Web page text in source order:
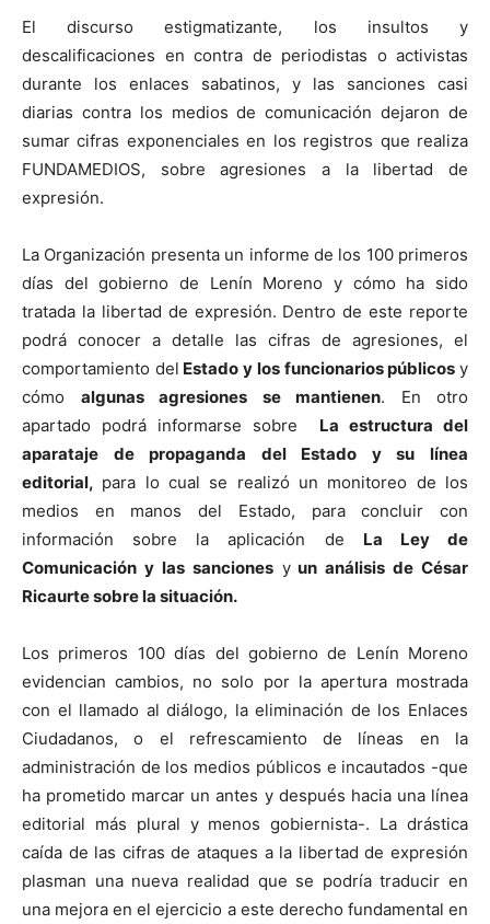
El discurso estigmatizante, los insultos y
descalificaciones en contra de periodistas o activistas
durante los enlaces sabatinos, y las sanciones casi
diarias contra los medios de comunicación dejaron de
sumar cifras exponenciales en los registros que realiza
FUNDAMEDIOS, sobre agresiones a la libertad de
expresión.
La Organización presenta un informe de los 100 primeros
días del gobierno de Lenín Moreno y cómo ha sido
tratada la libertad de expresión. Dentro de este reporte
podrá conocer a detalle las cifras de agresiones, el
comportamiento del Estado y los funcionarios públicosy
cómo algunas agresiones se mantienen. En otro
apartado podrá informarse sobre La estructura del
aparataje de propaganda del Estado y su línea
editorial, para lo cual se realizó un monitoreo de los
medios en manos del Estado, para concluir con
información sobre la aplicación de La Ley de
Comunicación y las sancionesyun análisis de César
Ricaurte sobre la situación.
Los primeros 100 días del gobierno de Lenín Moreno
evidencian cambios, no solo por la apertura mostrada
con el llamado al diálogo, la eliminación de los Enlaces
Ciudadanos, o el refrescamiento de líneas en la
administración de los medios públicos e incautados -que
ha prometido marcar un antes y después hacia una línea
editorial más plural y menos gobiernista-. La drástica
caída de las cifras de ataques a la libertad de expresión
plasman una nueva realidad que se podría traducir en
una mejora en el ejercicio a este derecho fundamental en